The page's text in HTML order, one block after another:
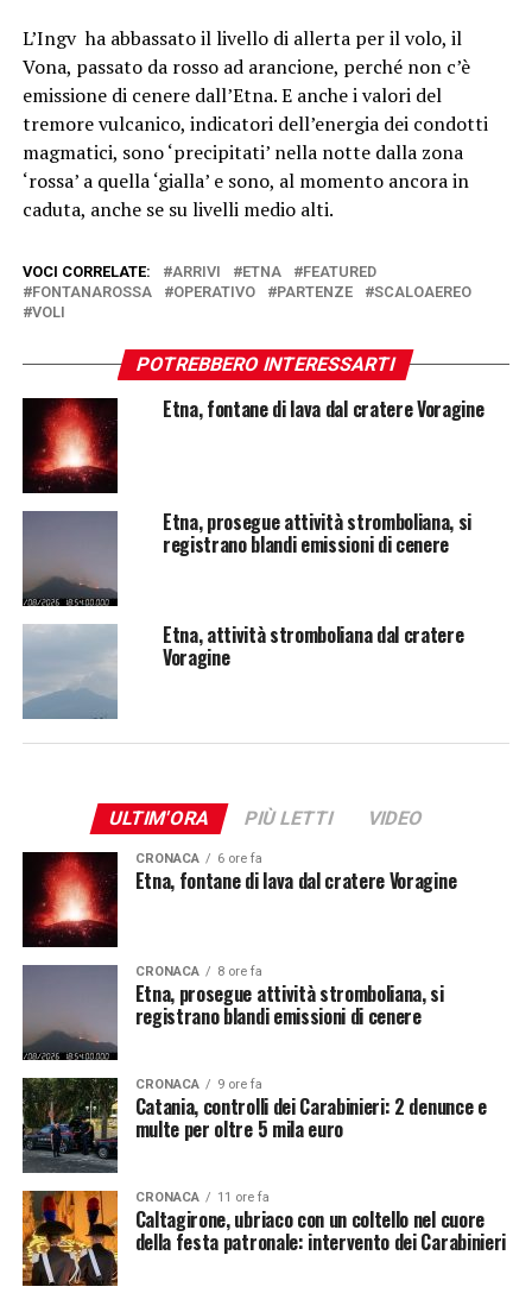
L’Ingv ha abbassato il livello di allerta per il volo, il
Vona, passato da rosso ad arancione, perché non c’è
emissione di cenere dall’Etna. E anche i valori del
tremore vulcanico, indicatori dell’energia dei condotti
magmatici, sono ‘precipitati’ nella notte dalla zona
‘rossa’ a quella ‘gialla’ e sono, al momento ancora in
caduta, anche se su livelli medio alti.
VOCI CORRELATE: ARRIVI ETNA
FEATURED
FONTANAROSSA
OPERATIVO PARTENZE
SCALOAEREO
VOLI
POTREBBERO INTERESSARTI
Etna, fontane di lava dal cratere Voragine
Etna, prosegue attività stromboliana, si
registrano blandi emissioni di cenere
Etna, attività stromboliana dal cratere
Voragine
ULTIM'ORA PIÙ LETTI VIDEO
CRONACA 6 ore fa
Etna, fontane di lava dal cratere Voragine
CRONACA 8 ore fa
Etna, prosegue attività stromboliana, si
registrano blandi emissioni di cenere
CRONACA 9 ore fa
Catania, controlli dei Carabinieri: 2 denunce e
multe per oltre 5 mila euro
CRONACA 11 ore fa
Caltagirone, ubriaco con un coltello nel cuore
della festa patronale: intervento dei Carabinieri